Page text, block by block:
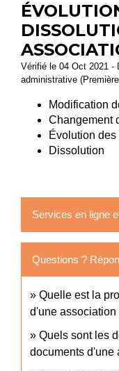
Vérifié le 04 Oct 2021 -
administrative
Modification
Changement
Évolution
Dissolution
Services en ligne
Questions ?
Quelle est la
d'une association
Quels sont les
documents d'une